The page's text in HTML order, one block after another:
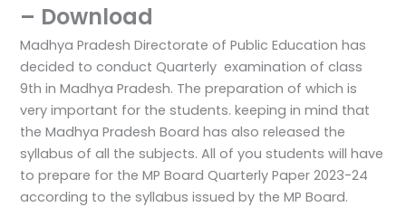
– Download
Madhya Pradesh Directorate of Public Education has
decided to conduct Quarterly examination of class
9th in Madhya Pradesh. The preparation of which is
very important for the students. keeping in mind that
the Madhya Pradesh Board has also released the
syllabus of all the subjects. All of you students will have
to prepare for the MP Board Quarterly Paper 2023-24
according to the syllabus issued by the MP Board.